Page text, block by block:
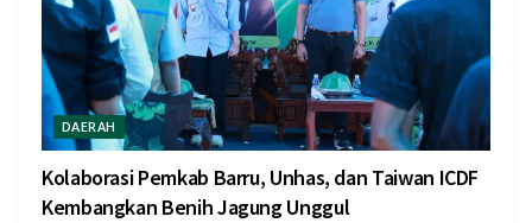
DAERAH
Kolaborasi Pemkab Barru, Unhas, dan Taiwan ICDF
Kembangkan Benih Jagung Unggul